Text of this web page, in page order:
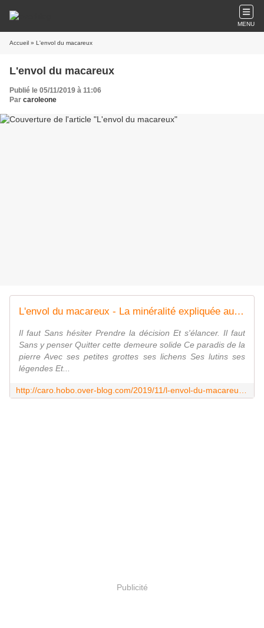
MENU
Accueil » L'envol du macareux
L'envol du macareux
Publié le 05/11/2019 à 11:06
Par caroleone
L'envol du macareux - La minéralité expliquée aux cailloux
Il faut Sans hésiter Prendre la décision Et s'élancer. Il faut
Sans y penser Quitter cette demeure solide Ce paradis de la
pierre Avec ses petites grottes ses lichens Ses lutins ses
légendes Et...
Publicité